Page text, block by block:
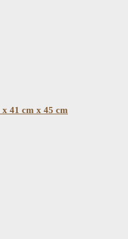
41 cm x 45 cm